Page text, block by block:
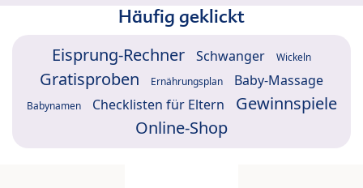
Häufig geklickt
Eisprung-Rechner Schwanger Wickeln
Gratisproben Ernährungsplan Baby-Massage
Babynamen Checklisten für Eltern
Gewinnspiele
Online-Shop